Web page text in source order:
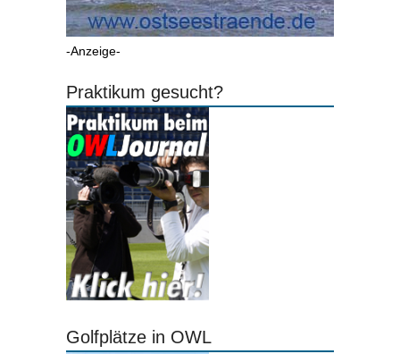
-Anzeige-
Praktikum gesucht?
Golfplätze in OWL